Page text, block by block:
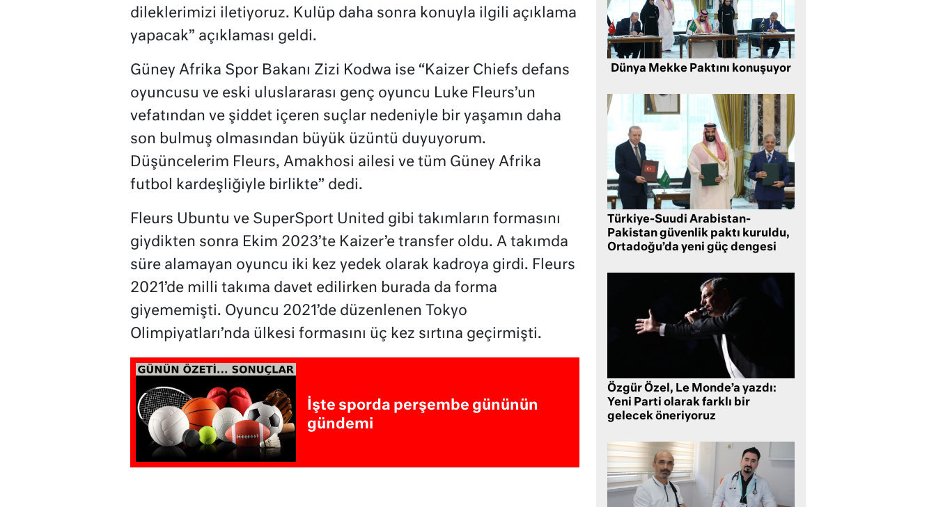
dileklerimizi iletiyoruz. Kulüp daha sonra konuyla ilgili açıklama
yapacak” açıklaması geldi.
Güney Afrika Spor Bakanı Zizi Kodwa ise “Kaizer Chiefs defans
oyuncusu ve eski uluslararası genç oyuncu Luke Fleurs’un
vefatından ve şiddet içeren suçlar nedeniyle bir yaşamın daha
son bulmuş olmasından büyük üzüntü duyuyorum.
Düşüncelerim Fleurs, Amakhosi ailesi ve tüm Güney Afrika
futbol kardeşliğiyle birlikte” dedi.
Fleurs Ubuntu ve SuperSport United gibi takımların formasını
giydikten sonra Ekim 2023’te Kaizer’e transfer oldu. A takımda
süre alamayan oyuncu iki kez yedek olarak kadroya girdi. Fleurs
2021’de milli takıma davet edilirken burada da forma
giyememişti. Oyuncu 2021’de düzenlenen Tokyo
Olimpiyatları’nda ülkesi formasını üç kez sırtına geçirmişti.
İşte sporda perşembe gününün
gündemi
Dünya Mekke Paktını konuşuyor
Türkiye-Suudi Arabistan-
Pakistan güvenlik paktı kuruldu,
Ortadoğu’da yeni güç dengesi
Özgür Özel, Le Monde’a yazdı:
Yeni Parti olarak farklı bir
gelecek öneriyoruz